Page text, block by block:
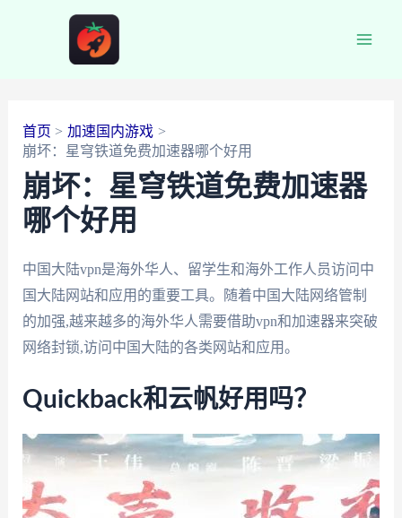
首页
加速国内游戏
崩坏：星穹铁道免费加速器哪个好用
崩坏：星穹铁道免费加速器
哪个好用
中国大陆vpn是海外华人、留学生和海外工作人员访问中
国大陆网站和应用的重要工具。随着中国大陆网络管制
的加强,越来越多的海外华人需要借助vpn和加速器来突破
网络封锁,访问中国大陆的各类网站和应用。
Quickback和云帆好用吗？